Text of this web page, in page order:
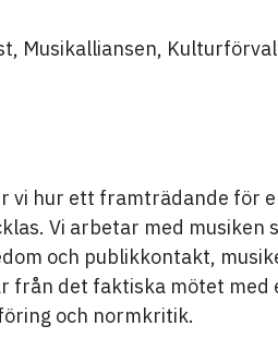
Musikalliansen,
vi hur ett framträdande för
Vi arbetar med musiken
och publikkontakt,
det faktiska mötet med
och normkritik.